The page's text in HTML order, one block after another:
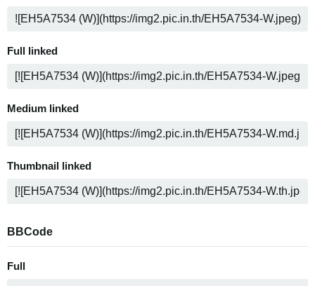
Full linked
Medium linked
Thumbnail linked
BBCode
Full